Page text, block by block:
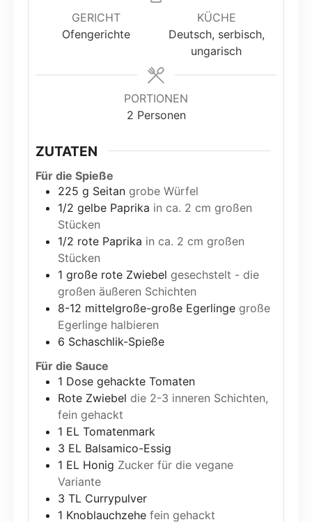
GERICHT
Ofengerichte
KÜCHE
Deutsch, serbisch,
ungarisch
PORTIONEN
2 Personen
ZUTATEN
Für die Spieße
225 g Seitan grobe Würfel
1/2 gelbe Paprika in ca. 2 cm großen
Stücken
1/2 rote Paprika in ca. 2 cm großen
Stücken
1 große rote Zwiebel gesechstelt - die
großen äußeren Schichten
8-12 mittelgroße-große Egerlinge große
Egerlinge halbieren
6 Schaschlik-Spieße
Für die Sauce
1 Dose gehackte Tomaten
Rote Zwiebel die 2-3 inneren Schichten,
fein gehackt
1 EL Tomatenmark
3 EL Balsamico-Essig
1 EL Honig Zucker für die vegane
Variante
3 TL Currypulver
1 Knoblauchzehe fein gehackt